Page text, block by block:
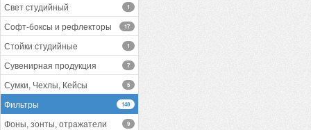
Свет студийный 1
Софт-боксы и рефлекторы 17
Стойки студийные 1
Сувенирная продукция 7
Сумки, Чехлы, Кейсы 5
Фильтры 148
Фоны, зонты, отражатели 9